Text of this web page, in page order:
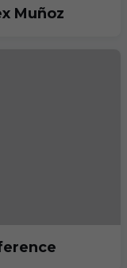
Muñoz